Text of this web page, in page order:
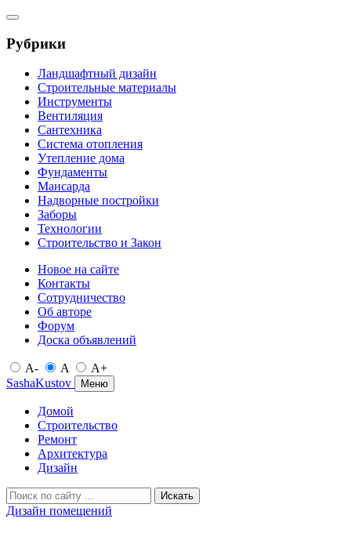
Рубрики
Ландшафтный дизайн
Строительные материалы
Инструменты
Вентиляция
Сантехника
Система отопления
Утепление дома
Фундаменты
Мансарда
Надворные постройки
Заборы
Технологии
Строительство и Закон
Новое на сайте
Контакты
Сотрудничество
Об авторе
Форум
Доска объявлений
A- A
A+
SashaKustov
Меню
Домой
Строительство
Ремонт
Архитектура
Дизайн
Искать
Дизайн помещений